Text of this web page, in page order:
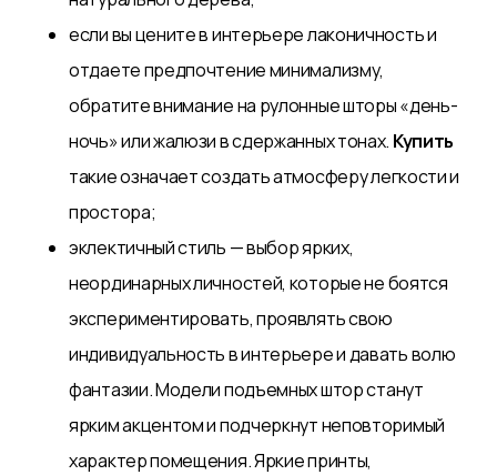
если вы цените в интерьере лаконичность и
отдаете предпочтение минимализму,
обратите внимание на рулонные шторы «день-
ночь» или жалюзи в сдержанных тонах. Купить
такие означает создать атмосферу легкости и
простора;
эклектичный стиль — выбор ярких,
неординарных личностей, которые не боятся
экспериментировать, проявлять свою
индивидуальность в интерьере и давать волю
фантазии. Модели подъемных штор станут
ярким акцентом и подчеркнут неповторимый
характер помещения. Яркие принты,